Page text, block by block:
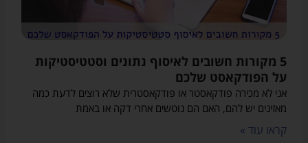
5 מקורות חשובים לאיסוף נתונים וסטטיסטיקות
על הפודקאסט שלכם
אני לא מכירה פודקאסטר או פודקאסטרית שלא רוצים לדעת כמה
מאזינים יש להם, האם הם נוטשים אחרי דקה או באמת
קראו עוד »